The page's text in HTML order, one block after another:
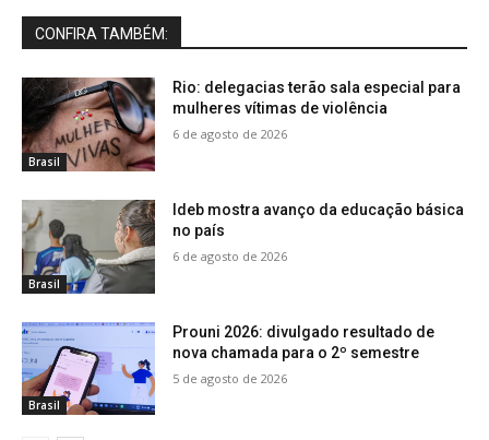
CONFIRA TAMBÉM:
Brasil
Rio: delegacias terão sala especial para
mulheres vítimas de violência
6 de agosto de 2026
Brasil
Ideb mostra avanço da educação básica
no país
6 de agosto de 2026
Brasil
Prouni 2026: divulgado resultado de
nova chamada para o 2º semestre
5 de agosto de 2026